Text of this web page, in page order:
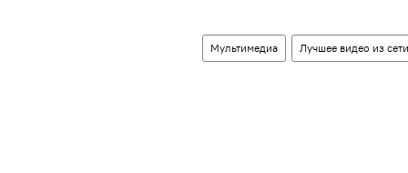
Мультимедиа Лучшее видео из сети